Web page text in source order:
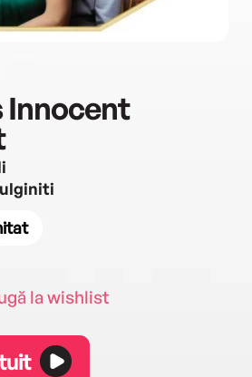
Innocent
la wishlist